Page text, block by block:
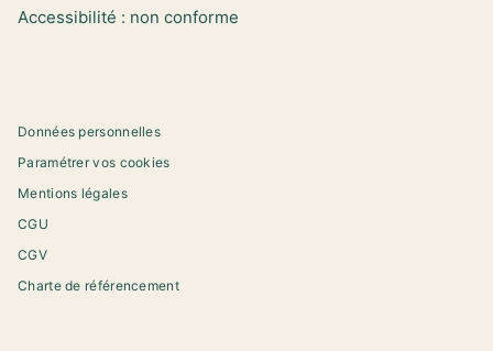
Accessibilité : non conforme
Données personnelles
Paramétrer vos cookies
Mentions légales
CGU
CGV
Charte de référencement